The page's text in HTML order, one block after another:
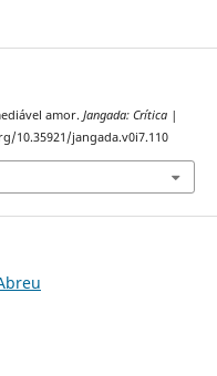
amor. Jangada: Crítica |
10.35921/jangada.v0i7.110